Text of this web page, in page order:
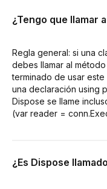
¿Tengo que llamar
Regla general: si una
debes llamar al
terminado de usar
una declaración using
Dispose se llame
(var reader =
¿Es Dispose